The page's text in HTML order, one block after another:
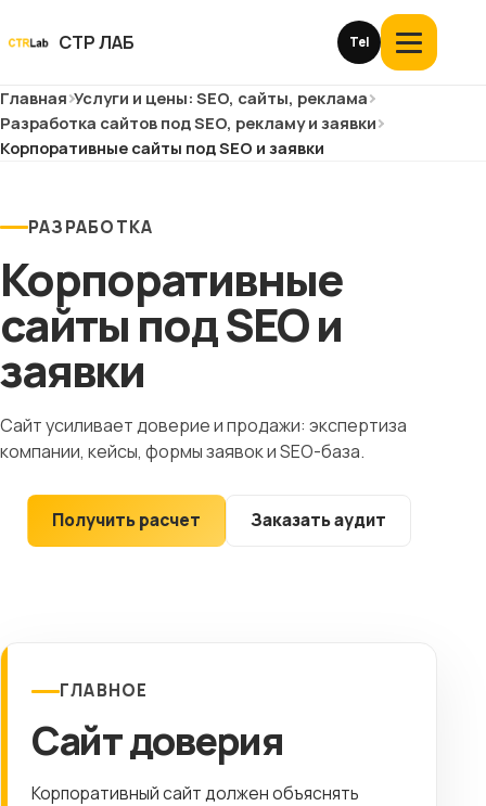
СТР ЛАБ Tel
Открыть
меню
Услуги и цены
О компании
Кейсы
Отзывы
Блог
Глоссарий
История
Клиентам
Выберите
город
8 (499) 11-33-654
Главная Услуги и цены: SEO, сайты, реклама
Разработка сайтов под SEO, рекламу и заявки
Корпоративные сайты под SEO и заявки
РАЗРАБОТКА
Корпоративные
сайты под SEO и
заявки
Сайт усиливает доверие и продажи: экспертиза
компании, кейсы, формы заявок и SEO-база.
Получить расчет Заказать аудит
ГЛАВНОЕ
Сайт доверия
Корпоративный сайт должен объяснять